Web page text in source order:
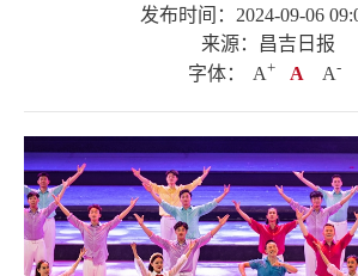
发布时间：2024-09-06
来源：昌吉日报
字体：
A+ A A-